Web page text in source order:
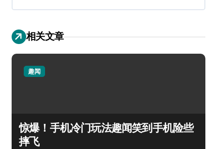
相关文章
趣闻
惊爆！手机冷门玩法趣闻笑到手机险些
摔飞